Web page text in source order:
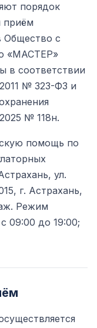
порядок
приём
Общество с
«МАСТЕР»
в соответствии
№ 323-ФЗ и
№ 118н.
помощь по
ул.
г. Астрахань,
Режим
09:00 до 19:00;